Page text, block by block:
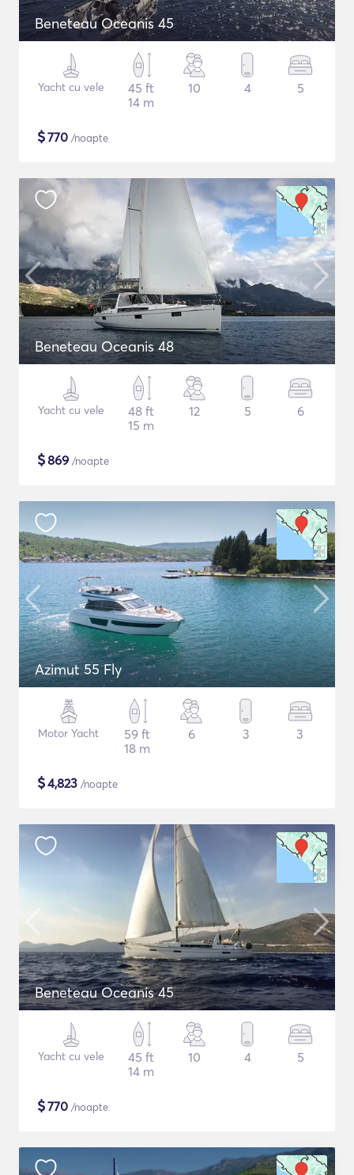
Beneteau Oceanis 45
Yacht cu vele
45 ft
14 m
10 4 5
$770 /noapte
Beneteau Oceanis 48
Yacht cu vele
48 ft
15 m
12 5 6
$869 /noapte
Azimut 55 Fly
Motor Yacht
59 ft
18 m
6 3 3
$4,823 /noapte
Beneteau Oceanis 45
Yacht cu vele
45 ft
14 m
10 4 5
$770 /noapte